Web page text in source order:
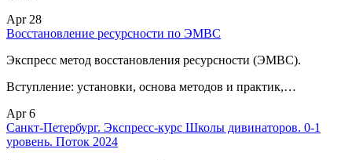
Apr 28
Восстановление ресурсности по ЭМВС
Экспресс метод восстановления ресурсности (ЭМВС).
Вступление: установки, основа методов и практик,…
Apr 6
Санкт-Петербург. Экспресс-курс Школы дивинаторов. 0-1
уровень. Поток 2024